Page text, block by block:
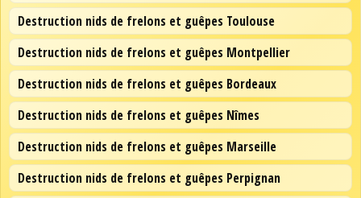
Destruction nids de frelons et guêpes Toulouse
Destruction nids de frelons et guêpes Montpellier
Destruction nids de frelons et guêpes Bordeaux
Destruction nids de frelons et guêpes Nîmes
Destruction nids de frelons et guêpes Marseille
Destruction nids de frelons et guêpes Perpignan